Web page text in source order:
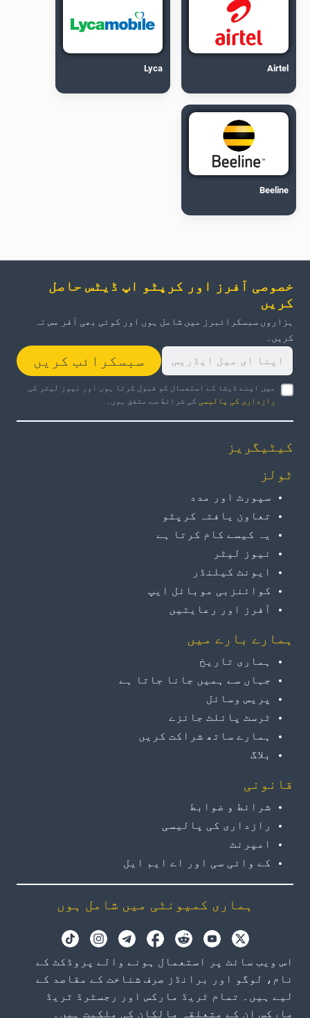
Airtel
Lyca
Beeline
خصوصی آفرز اور کرپٹو اپ ڈیٹس حاصل
کریں
ہزاروں سبسکرائبرز میں شامل ہوں اور کوئی بھی آفر مس نہ
کریں۔
سبسکرائب کریں
میں اپنے ڈیٹا کے استعمال کو قبول کرتا ہوں اور نیوز لیٹر کی
رازداری کی پالیسی
کی شرائط سے متفق ہوں۔
کیٹیگریز
ٹولز
سپورٹ اور مدد
تعاون یافتہ کرپٹو
یہ کیسے کام کرتا ہے
نیوز لیٹر
ایونٹ کیلنڈر
کوائنزبی موبائل ایپ
آفرز اور رعایتیں
ہمارے بارے میں
ہماری تاریخ
جہاں سے ہمیں جانا جاتا ہے
پریس وسائل
ٹرسٹ پائلٹ جائزے
ہمارے ساتھ شراکت کریں
بلاگ
قانونی
شرائط و ضوابط
رازداری کی پالیسی
امپرنٹ
کے وائی سی اور اے ایم ایل
ہماری کمیونٹی میں شامل ہوں
اس ویب سائٹ پر استعمال ہونے والے پروڈکٹ کے
نام، لوگو اور برانڈز صرف شناخت کے مقاصد کے
لیے ہیں۔ تمام ٹریڈ مارکس اور رجسٹرڈ ٹریڈ
مارکس ان کے متعلقہ مالکان کی ملکیت ہیں۔